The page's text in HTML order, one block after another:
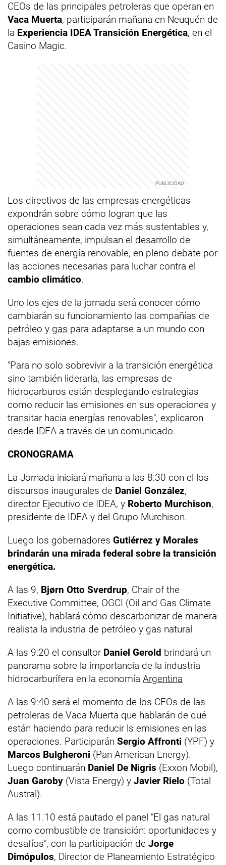
CEOs de las principales petroleras que operan en
Vaca Muerta, participarán mañana en Neuquén de
la Experiencia IDEA Transición Energética, en el
Casino Magic.
Los directivos de las empresas energéticas
expondrán sobre cómo logran que las
operaciones sean cada vez más sustentables y,
simultáneamente, impulsan el desarrollo de
fuentes de energía renovable, en pleno debate por
las acciones necesarias para luchar contra el
cambio climático.
Uno los ejes de la jornada será conocer cómo
cambiarán su funcionamiento las compañías de
petróleo y gas para adaptarse a un mundo con
bajas emisiones.
"Para no solo sobrevivir a la transición energética
sino también liderarla, las empresas de
hidrocarburos están desplegando estrategias
como reducir las emisiones en sus operaciones y
transitar hacia energías renovables", explicaron
desde IDEA a través de un comunicado.
CRONOGRAMA
La Jornada iniciará mañana a las 8:30 con el los
discursos inaugurales de Daniel González,
director Ejecutivo de IDEA, y Roberto Murchison,
presidente de IDEA y del Grupo Murchison.
Luego los gobernadores Gutiérrez y Morales
brindarán una mirada federal sobre la transición
energética.
A las 9, Bjørn Otto Sverdrup, Chair of the
Executive Committee, OGCI (Oil and Gas Climate
Initiative), hablará cómo descarbonizar de manera
realista la industria de petróleo y gas natural
A las 9:20 el consultor Daniel Gerold brindará un
panorama sobre la importancia de la industria
hidrocarburífera en la economía Argentina
A las 9:40 será el momento de los CEOs de las
petroleras de Vaca Muerta que hablarán de qué
están haciendo para reducir ls emisiones en las
operaciones. Participarán Sergio Affronti (YPF) y
Marcos Bulgheroni (Pan American Energy).
Luego continuarán Daniel De Nigris (Exxon Mobil),
Juan Garoby (Vista Energy) y Javier Rielo (Total
Austral).
A las 11.10 está pautado el panel "El gas natural
como combustible de transición: oportunidades y
desafíos", con la participación de Jorge
Dimópulos, Director de Planeamiento Estratégico